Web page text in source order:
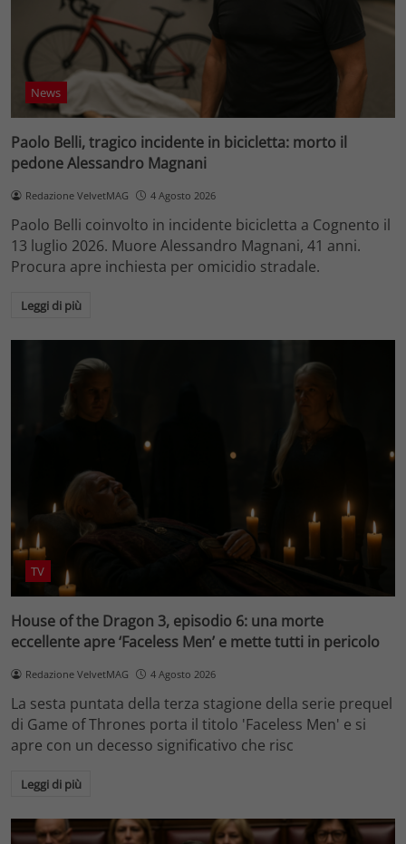
News
Paolo Belli, tragico incidente in bicicletta: morto il
pedone Alessandro Magnani
Redazione VelvetMAG 4 Agosto 2026
Paolo Belli coinvolto in incidente bicicletta a Cognento il
13 luglio 2026. Muore Alessandro Magnani, 41 anni.
Procura apre inchiesta per omicidio stradale.
Leggi di più
TV
House of the Dragon 3, episodio 6: una morte
eccellente apre ‘Faceless Men’ e mette tutti in pericolo
Redazione VelvetMAG 4 Agosto 2026
La sesta puntata della terza stagione della serie prequel
di Game of Thrones porta il titolo 'Faceless Men' e si
apre con un decesso significativo che risc
Leggi di più